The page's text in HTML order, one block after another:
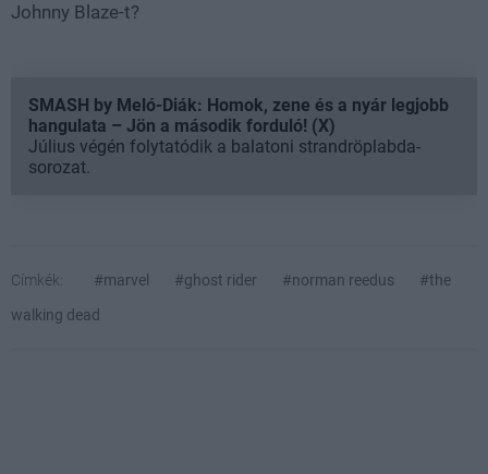
Johnny Blaze-t?
SMASH by Meló-Diák: Homok, zene és a nyár legjobb
hangulata – Jön a második forduló! (X)
Július végén folytatódik a balatoni strandröplabda-
sorozat.
Címkék: #marvel #ghost rider #norman reedus
#the
walking dead